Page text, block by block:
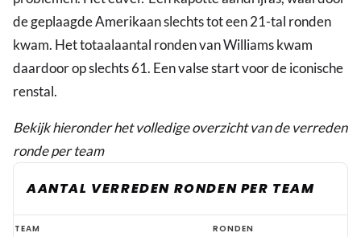
de geplaagde Amerikaan slechts tot een 21-tal ronden
kwam. Het totaalaantal ronden van Williams kwam
daardoor op slechts 61. Een valse start voor de iconische
renstal.
Bekijk hieronder het volledige overzichtvan de verreden
ronde per team
AANTAL VERREDEN RONDEN PER TEAM
Verstappen
TEAM RONDEN